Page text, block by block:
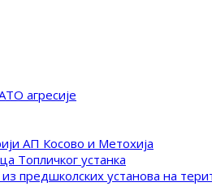
агресије
АП Косово и Метохија
Топличког устанка
предшколских установа на